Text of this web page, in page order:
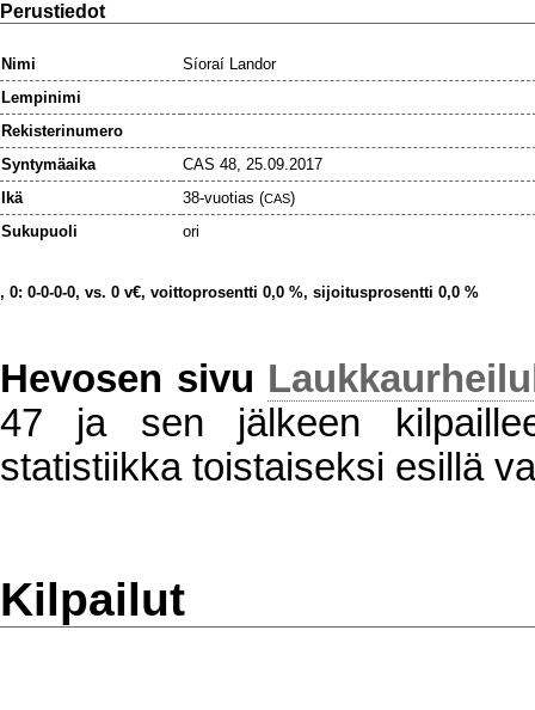
Perustiedot
Nimi
Síoraí Landor
Lempinimi
Rekisterinumero
Syntymäaika
CAS 48, 25.09.2017
Ikä
38-vuotias (CAS)
Sukupuoli
ori
, 0: 0-0-0-0, vs. 0 v€, voittoprosentti 0,0 %, sijoitusprosentti 0,0 %
Hevosen sivu
47 ja sen jälkeen
statistiikka toistaiseksi esillä
Kilpailut